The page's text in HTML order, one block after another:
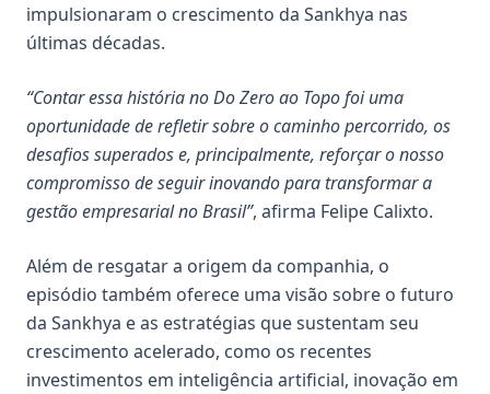
impulsionaram o crescimento da Sankhya nas
últimas décadas.
“Contar essa história no Do Zero ao Topo foi uma
oportunidade de refletir sobre o caminho percorrido, os
desafios superados e, principalmente, reforçar o nosso
compromisso de seguir inovando para transformar a
gestão empresarial no Brasil”, afirma Felipe Calixto.
Além de resgatar a origem da companhia, o
episódio também oferece uma visão sobre o futuro
da Sankhya e as estratégias que sustentam seu
crescimento acelerado, como os recentes
investimentos em inteligência artificial, inovação em